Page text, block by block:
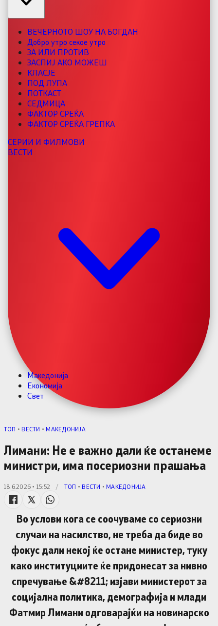
ВЕЧЕРНОТО ШОУ НА БОГДАН
Добро утро секое утро
ЗА ИЛИ ПРОТИВ
ЗАСПИЈ АКО МОЖЕШ
КЛАСЈЕ
ПОД ЛУПА
ПОТКАСТ
СЕДМИЦА
ФАКТОР СРЕЌА
ФАКТОР СРЕЌА ГРЕПКА
СЕРИИ И ФИЛМОВИ
ВЕСТИ
Македонија
Економија
Свет
TОП •ВЕСТИ •МАКЕДОНИЈА
Лимани: Не е важно дали ќе останеме
министри, има посериозни прашања
18.6.2026 • 15:52 / TОП •ВЕСТИ •МАКЕДОНИЈА
Во услови кога се соочуваме со сериозни
случаи на насилство, не треба да биде во
фокус дали некој ќе остане министер, туку
како институциите ќе придонесат за нивно
спречување &#8211; изјави министерот за
социјална политика, демографија и млади
Фатмир Лимани одговарајќи на новинарско